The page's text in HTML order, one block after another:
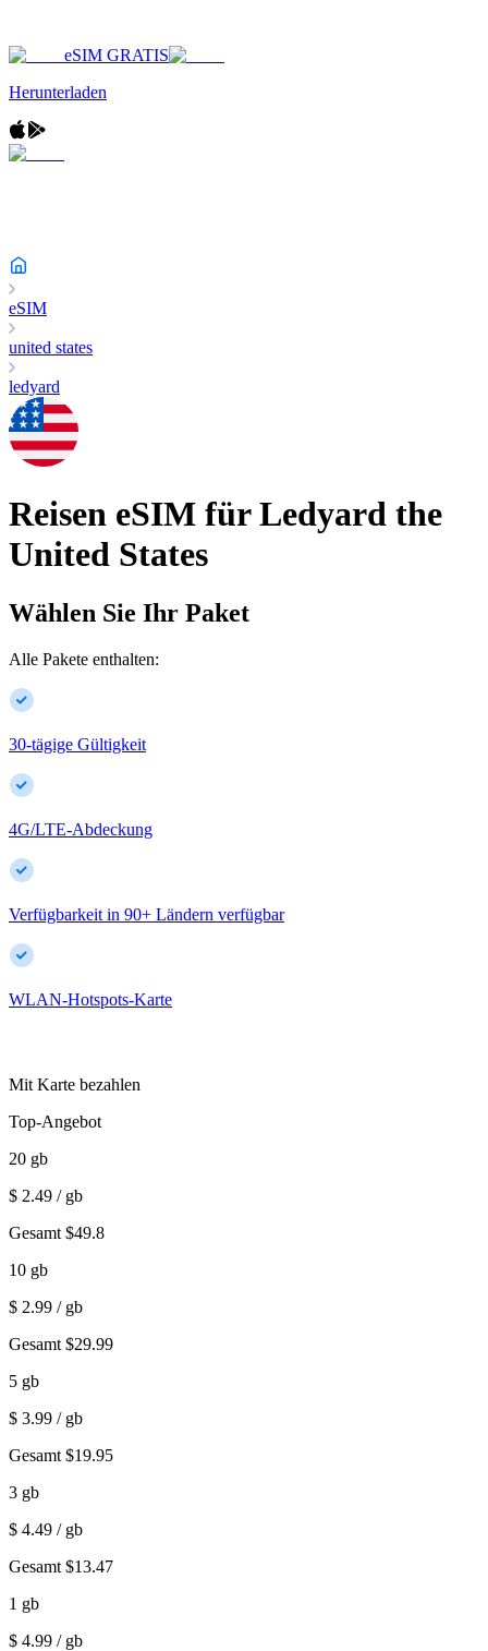
eSIM GRATIS
Herunterladen
eSIM
united states
ledyard
Reisen eSIM für Ledyard the
United States
Wählen Sie Ihr Paket
Alle Pakete enthalten:
30-tägige Gültigkeit
4G/LTE-Abdeckung
Verfügbarkeit in 90+ Ländern verfügbar
WLAN-Hotspots-Karte
Mit Karte bezahlen
Top-Angebot
20 gb
$ 2.49 / gb
Gesamt $49.8
10 gb
$ 2.99 / gb
Gesamt $29.99
5 gb
$ 3.99 / gb
Gesamt $19.95
3 gb
$ 4.49 / gb
Gesamt $13.47
1 gb
$ 4.99 / gb